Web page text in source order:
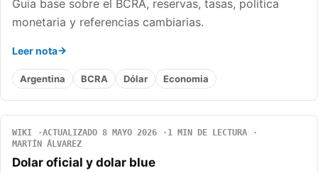
Guia base sobre el BCRA, reservas, tasas, politica
monetaria y referencias cambiarias.
Leer nota
Argentina BCRA Dólar Economia
WIKI ACTUALIZADO 8 MAYO 2026
1 MIN DE LECTURA
MARTÍN ÁLVAREZ
Dolar oficial y dolar blue